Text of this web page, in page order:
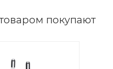
покупают